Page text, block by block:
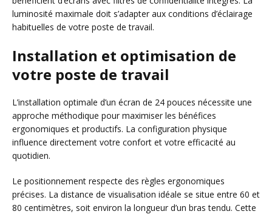
luminosité maximale doit s’adapter aux conditions d’éclairage
habituelles de votre poste de travail.
Installation et optimisation de
votre poste de travail
L’installation optimale d’un écran de 24 pouces nécessite une
approche méthodique pour maximiser les bénéfices
ergonomiques et productifs. La configuration physique
influence directement votre confort et votre efficacité au
quotidien.
Le positionnement respecte des règles ergonomiques
précises. La distance de visualisation idéale se situe entre 60 et
80 centimètres, soit environ la longueur d’un bras tendu. Cette